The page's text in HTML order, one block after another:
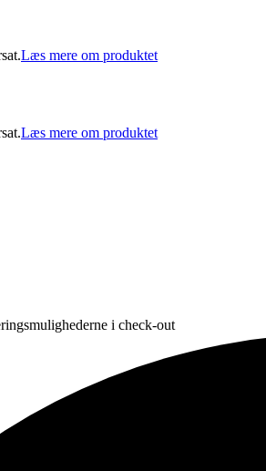
Læs mere om produktet
Læs mere om produktet
i check-out